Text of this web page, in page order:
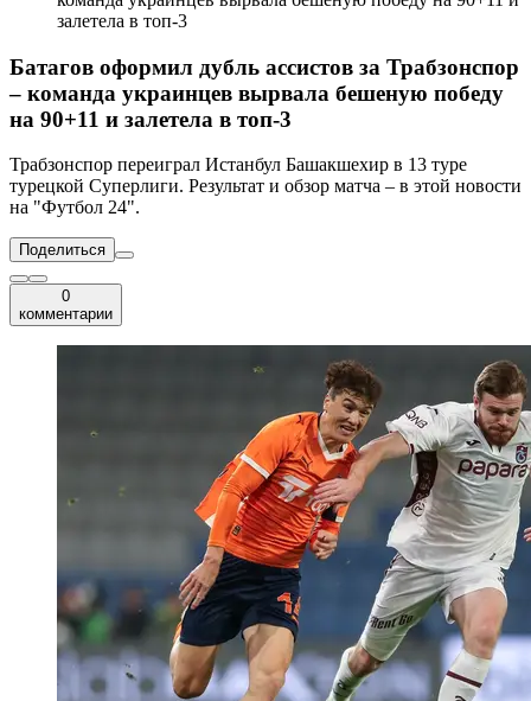
залетела в топ-3
Батагов оформил дубль ассистов за Трабзонспор
– команда украинцев вырвала бешеную победу
на 90+11 и залетела в топ-3
Трабзонспор переиграл Истанбул Башакшехир в 13 туре
турецкой Суперлиги. Результат и обзор матча – в этой новости
на "Футбол 24".
Поделиться
0
комментарии